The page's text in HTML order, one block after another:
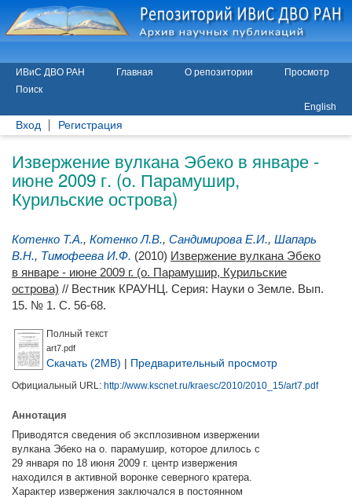
ИВиС ДВО РАН Главная О репозитории
Просмотр
Поиск
English
Вход Регистрация
Извержение вулкана Эбеко в январе -
июне 2009 г. (о. Парамушир,
Курильские острова)
Котенко Т.А., Котенко Л.В., Сандимирова Е.И., Шапарь
В.Н., Тимофеева И.Ф. (2010) Извержение вулкана Эбеко
в январе - июне 2009 г. (о. Парамушир, Курильские
острова) // Вестник КРАУНЦ. Серия: Науки о Земле. Вып.
15. № 1. С. 56-68.
Полный текст
art7.pdf
Скачать (2MB) | Предварительный просмотр
Официальный URL: http://www.kscnet.ru/kraesc/2010/2010_15/art7.pdf
Аннотация
Приводятся сведения об эксплозивном извержении
вулкана Эбеко на о. парамушир, которое длилось с
29 января по 18 июня 2009 г. центр извержения
находился в активной воронке северного кратера.
Характер извержения заключался в постоянном